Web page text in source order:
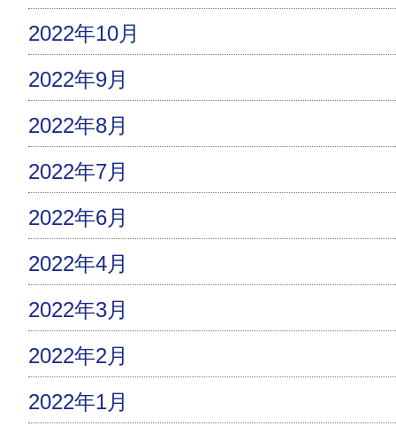
2022年10月
2022年9月
2022年8月
2022年7月
2022年6月
2022年4月
2022年3月
2022年2月
2022年1月